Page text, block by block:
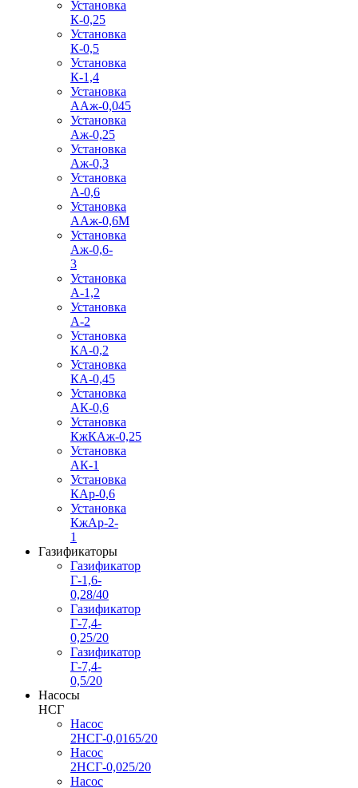
Установка
К-0,25
Установка
К-0,5
Установка
К-1,4
Установка
ААж-0,045
Установка
Аж-0,25
Установка
Аж-0,3
Установка
А-0,6
Установка
ААж-0,6М
Установка
Аж-0,6-
3
Установка
А-1,2
Установка
А-2
Установка
КА-0,2
Установка
КА-0,45
Установка
АК-0,6
Установка
КжКАж-0,25
Установка
АК-1
Установка
КАр-0,6
Установка
КжАр-2-
1
Газификаторы
Газификатор
Г-1,6-
0,28/40
Газификатор
Г-7,4-
0,25/20
Газификатор
Г-7,4-
0,5/20
Насосы
НСГ
Насос
2НСГ-0,0165/20
Насос
2НСГ-0,025/20
Насос